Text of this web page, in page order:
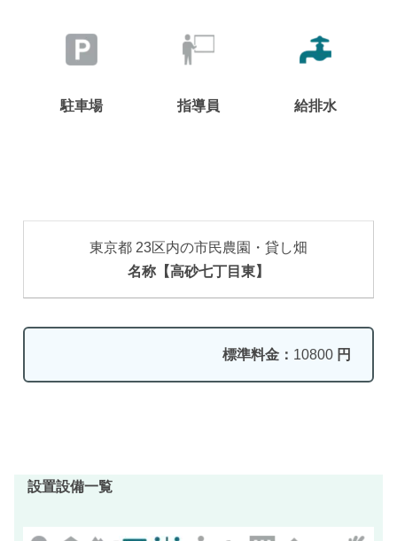
駐車場 指導員 給排水
東京都 23区内の市民農園・貸し畑
名称【高砂七丁目東】
標準料金： 10800 円
設置設備一覧